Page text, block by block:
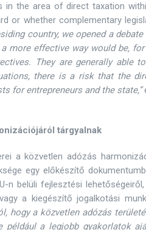
the area of direct taxation
or whether complementary
country, we opened a
more effective way would be,
They are generally able
there is a risk that the
for entrepreneurs and the state,”
tárgyalnak
a közvetlen adózás
egy előkészítő
n belüli fejlesztési
a kiegészítő jogalkotási
hogy a közvetlen adózás
például a legjobb gyakorlatok